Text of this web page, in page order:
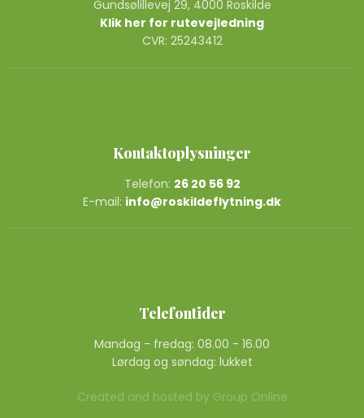
Gundsølillevej 29, 4000 Roskilde
Klik her for rutevejledning
CVR: 25243412
Kontaktoplysninger
Telefon: 26 20 56 92
E-mail: info@roskildeflytning.dk
Telefontider
Mandag - fredag: 08.00 - 16.00
Lørdag og søndag: lukket
Created and hosted by Group Online